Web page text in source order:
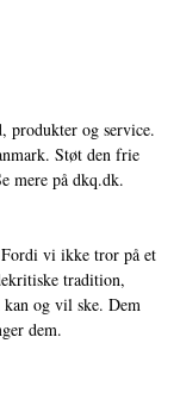
produkter og service.
Støt den frie
mere på dkq.dk.
Fordi vi ikke tror på et
tradition,
og vil ske. Dem
dem.